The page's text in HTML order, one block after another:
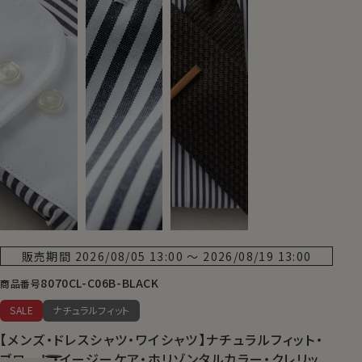
販売期間 2026/08/05 13:00 〜 2026/08/19 13:00
商品番号8070CL-C06B-BLACK
SALE ナチュラルフィット
【メンズ・ドレスシャツ・ワイシャツ】ナチュラルフィット・